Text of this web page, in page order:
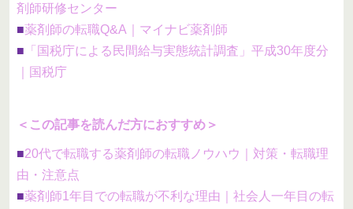
剤師研修センター
■薬剤師の転職Q&A｜マイナビ薬剤師
■ 「国税庁による民間給与実態統計調査」平成30年度分
｜国税庁
＜この記事を読んだ方におすすめ＞
■20代で転職する薬剤師の転職ノウハウ｜対策・転職理
由・注意点
■薬剤師1年目での転職が不利な理由｜社会人一年目の転